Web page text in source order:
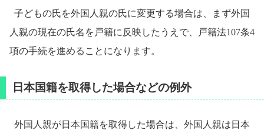
子どもの氏を外国人親の氏に変更する場合は、まず外国
人親の現在の氏名を戸籍に反映したうえで、戸籍法107条4
項の手続を進めることになります。
日本国籍を取得した場合などの例外
外国人親が日本国籍を取得した場合は、外国人親は日本